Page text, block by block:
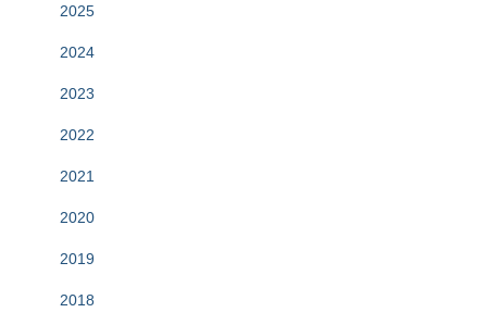
2025
2024
2023
2022
2021
2020
2019
2018